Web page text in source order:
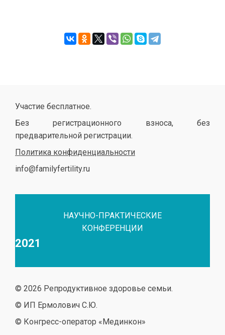
Участие бесплатное.
Без регистрационного взноса, без
предварительной регистрации.
Политика конфиденциальности
info@familyfertility.ru
НАУЧНО-ПРАКТИЧЕСКИЕ
КОНФЕРЕНЦИИ
2021
© 2026 Репродуктивное здоровье семьи.
© ИП Ермолович С.Ю.
© Конгресс-оператор «Мединкон»